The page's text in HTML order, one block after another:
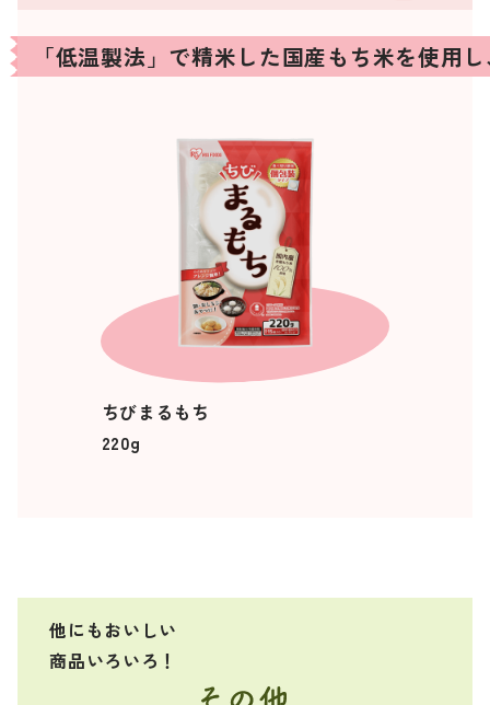
「低温製法」で精米した国産もち米を使用
ちびまるもち
220g
他にもおいしい
商品いろいろ！